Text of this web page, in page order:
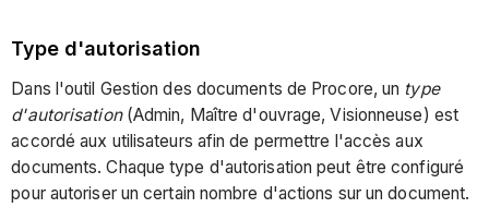
Type d'autorisation
Dans l'outil Gestion des documents de Procore, un type
d'autorisation(Admin, Maître d'ouvrage, Visionneuse) est
accordé aux utilisateurs afin de permettre l'accès aux
documents. Chaque type d'autorisation peut être configuré
pour autoriser un certain nombre d'actions sur un document.